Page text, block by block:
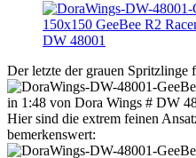
Der letzte der grauen Spritzlinge
Hier sind die extrem feinen
bemerkenswert: